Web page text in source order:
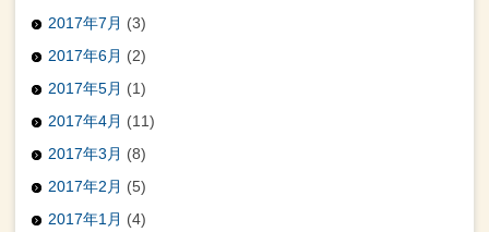
2017年7月 (3)
2017年6月 (2)
2017年5月 (1)
2017年4月 (11)
2017年3月 (8)
2017年2月 (5)
2017年1月 (4)